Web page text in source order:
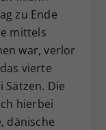
zu Ende
mittels
war, verlor
vierte
Sätzen. Die
hierbei
dänische
Consent-
eine
die
Ihrer
eingestellt